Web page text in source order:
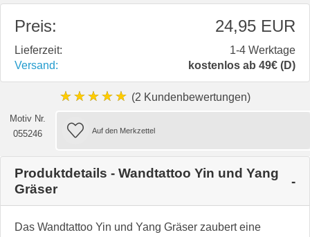
Preis: 24,95 EUR
Lieferzeit:
1-4 Werktage
Versand:
kostenlos ab 49€ (D)
★★★★★ (2 Kundenbewertungen)
Motiv Nr.
055246
Produktdetails - Wandtattoo Yin und Yang
Gräser
Das Wandtattoo Yin und Yang Gräser zaubert eine